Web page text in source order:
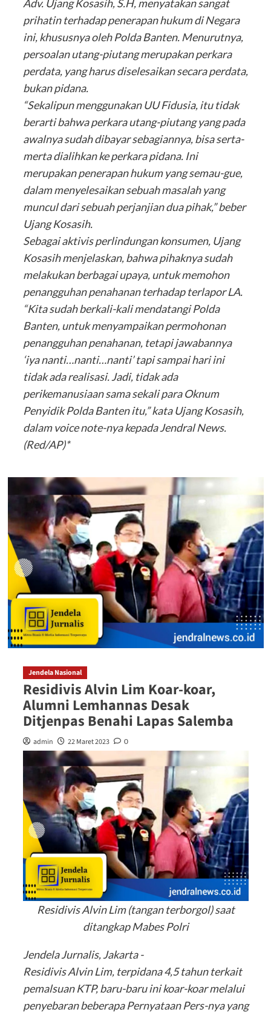
Adv. Ujang Kosasih, S.H, menyatakan sangat
prihatin terhadap penerapan hukum di Negara
ini, khususnya oleh Polda Banten. Menurutnya,
persoalan utang-piutang merupakan perkara
perdata, yang harus diselesaikan secara perdata,
bukan pidana.
“Sekalipun menggunakan UU Fidusia, itu tidak
berarti bahwa perkara utang-piutang yang pada
awalnya sudah dibayar sebagiannya, bisa serta-
merta dialihkan ke perkara pidana. Ini
merupakan penerapan hukum yang semau-gue,
dalam menyelesaikan sebuah masalah yang
muncul dari sebuah perjanjian dua pihak,” beber
Ujang Kosasih.
Sebagai aktivis perlindungan konsumen, Ujang
Kosasih menjelaskan, bahwa pihaknya sudah
melakukan berbagai upaya, untuk memohon
penangguhan penahanan terhadap terlapor LA.
“Kita sudah berkali-kali mendatangi Polda
Banten, untuk menyampaikan permohonan
penangguhan penahanan, tetapi jawabannya
‘iya nanti…nanti…nanti’ tapi sampai hari ini
tidak ada realisasi. Jadi, tidak ada
perikemanusiaan sama sekali para Oknum
Penyidik Polda Banten itu,” kata Ujang Kosasih,
dalam voice note-nya kepada Jendral News.
(Red/AP)*
Jendela Nasional
Residivis Alvin Lim Koar-koar,
Alumni Lemhannas Desak
Ditjenpas Benahi Lapas Salemba
admin 22 Maret 2023 0
Residivis Alvin Lim (tangan terborgol) saat
ditangkap Mabes Polri
Jendela Jurnalis, Jakarta -
Residivis Alvin Lim, terpidana 4,5 tahun terkait
pemalsuan KTP, baru-baru ini koar-koar melalui
penyebaran beberapa Pernyataan Pers-nya yang